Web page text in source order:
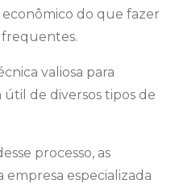
do que fazer
frequentes.
valiosa para
de diversos tipos de
processo, as
especializada